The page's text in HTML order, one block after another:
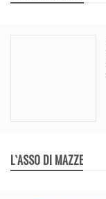
L`ASSO DI MAZZE